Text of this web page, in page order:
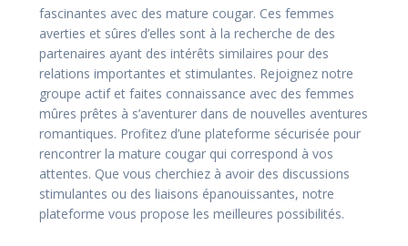
fascinantes avec des mature cougar. Ces femmes
averties et sûres d’elles sont à la recherche de des
partenaires ayant des intérêts similaires pour des
relations importantes et stimulantes. Rejoignez notre
groupe actif et faites connaissance avec des femmes
mûres prêtes à s’aventurer dans de nouvelles aventures
romantiques. Profitez d’une plateforme sécurisée pour
rencontrer la mature cougar qui correspond à vos
attentes. Que vous cherchiez à avoir des discussions
stimulantes ou des liaisons épanouissantes, notre
plateforme vous propose les meilleures possibilités.